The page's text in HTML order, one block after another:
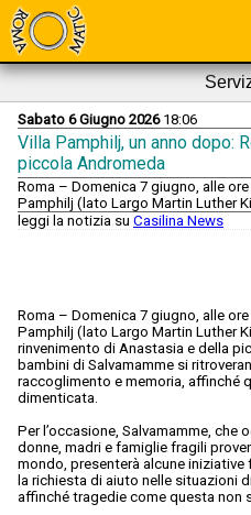
Sabato 6 Giugno 202618:06
Villa Pamphilj, un anno dopo:
piccola Andromeda
Roma – Domenica 7 giugno, alle
Pamphilj (lato Largo Martin Luther
leggi la notizia su Casilina News
Roma – Domenica 7 giugno, alle
Pamphilj (lato Largo Martin Luther
rinvenimento di Anastasia e della
bambini di Salvamamme si
raccoglimento e memoria, affinché
dimenticata.
Per l’occasione, Salvamamme,
donne, madri e famiglie fragili
mondo, presenterà alcune
la richiesta di aiuto nelle situazioni
affinché tragedie come questa non